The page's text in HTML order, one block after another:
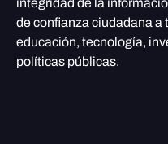
integridad de la
de confianza ciudadana a
educación, tecnología,
políticas públicas.